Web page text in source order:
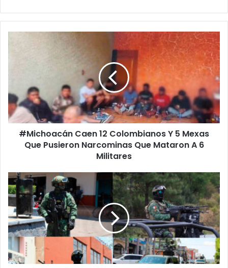
Mexas
Que
Pusieron
Narcominas
6
Militares
#Michoacán Caen 12 Colombianos Y 5 Mexas
Que Pusieron Narcominas Que Mataron A 6
Militares
#Michoacán
Duro
Golpe
A
Célula
Delictiva
En
Los
Reyes,